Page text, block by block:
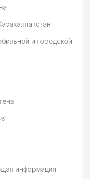
276 м
295 м
и городской
информация